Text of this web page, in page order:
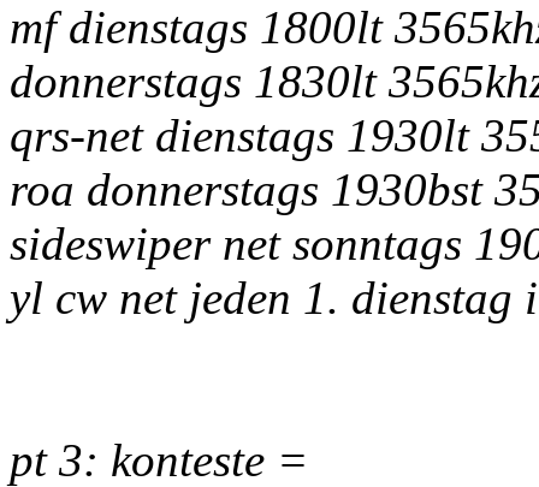
mf dienstags 1800lt
donnerstags 1830lt
qrs-net dienstags 1930lt
roa donnerstags 1930bst
sideswiper net sonntags
yl cw net jeden 1.
pt 3: konteste =